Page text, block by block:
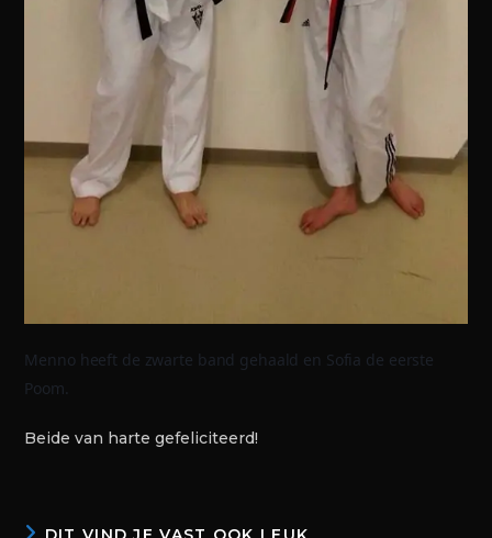
Menno heeft de zwarte band gehaald en Sofia de eerste
Poom.
Beide van harte gefeliciteerd!